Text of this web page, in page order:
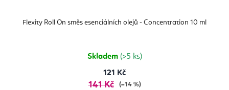
Flexity Roll On směs esenciálních olejů - Concentration 10 ml
Skladem (>5 ks)
121 Kč
141 Kč (–14 %)